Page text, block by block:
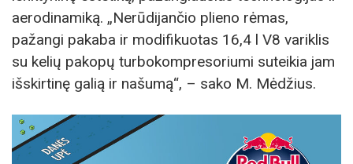
aerodinamiką. „Nerūdijančio plieno rėmas,
pažangi pakaba ir modifikuotas 16,4 l V8 variklis
su kelių pakopų turbokompresoriumi suteikia jam
išskirtinę galią ir našumą“, – sako M. Mėdžius.